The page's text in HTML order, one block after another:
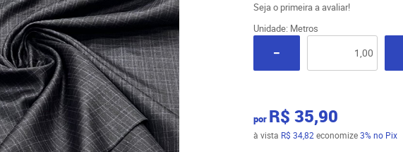
Seja o primeira a avaliar!
Unidade: Metros
por R$ 35,90
à vista R$ 34,82 economize3% no Pix